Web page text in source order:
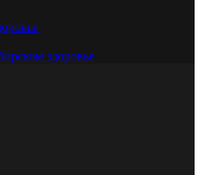
здоровье